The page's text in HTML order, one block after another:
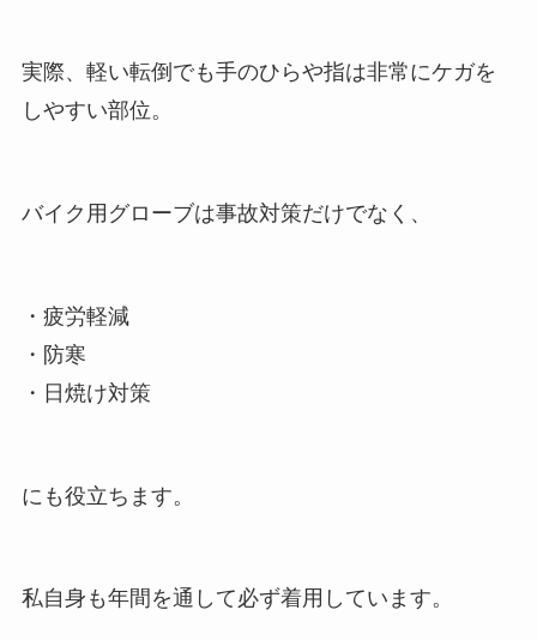
実際、軽い転倒でも手のひらや指は非常にケガを
しやすい部位。
バイク用グローブは事故対策だけでなく、
・疲労軽減
・防寒
・日焼け対策
にも役立ちます。
私自身も年間を通して必ず着用しています。